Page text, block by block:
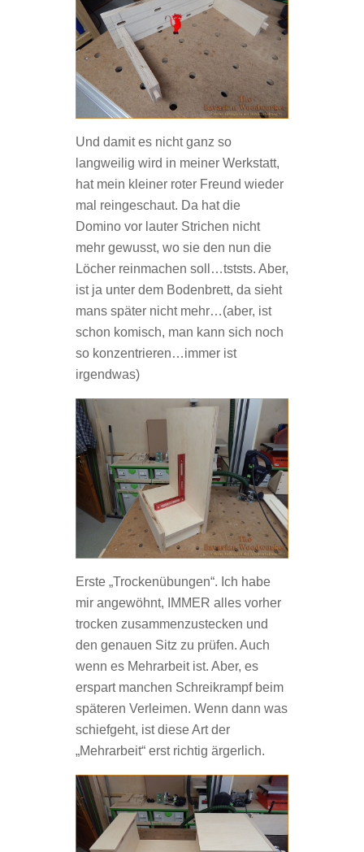
Und damit es nicht ganz so
langweilig wird in meiner Werkstatt,
hat mein kleiner roter Freund wieder
mal reingeschaut. Da hat die
Domino vor lauter Strichen nicht
mehr gewusst, wo sie den nun die
Löcher reinmachen soll…tststs. Aber,
ist ja unter dem Bodenbrett, da sieht
mans später nicht mehr…(aber, ist
schon komisch, man kann sich noch
so konzentrieren…immer ist
irgendwas)
Erste „Trockenübungen“. Ich habe
mir angewöhnt, IMMER alles vorher
trocken zusammenzustecken und
den genauen Sitz zu prüfen. Auch
wenn es Mehrarbeit ist. Aber, es
erspart manchen Schreikrampf beim
späteren Verleimen. Wenn dann was
schiefgeht, ist diese Art der
„Mehrarbeit“ erst richtig ärgerlich.